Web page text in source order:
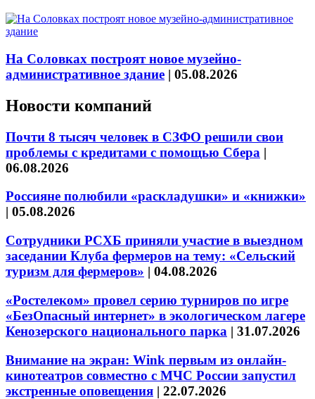
На Соловках построят новое музейно-
административное здание | 05.08.2026
Новости компаний
Почти 8 тысяч человек в СЗФО решили свои
проблемы с кредитами с помощью Сбера |
06.08.2026
Россияне полюбили «раскладушки» и «книжки»
| 05.08.2026
Сотрудники РСХБ приняли участие в выездном
заседании Клуба фермеров на тему: «Сельский
туризм для фермеров» | 04.08.2026
«Ростелеком» провел серию турниров по игре
«БезОпасный интернет» в экологическом лагере
Кенозерского национального парка | 31.07.2026
Внимание на экран: Wink первым из онлайн-
кинотеатров совместно с МЧС России запустил
экстренные оповещения | 22.07.2026